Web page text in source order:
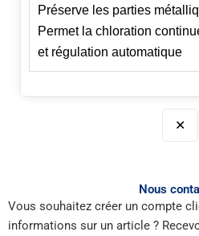
Préserve les parties
Permet la chloration
et régulation automatique
✕
Nous
Vous souhaitez créer un compte
informations sur un article ?